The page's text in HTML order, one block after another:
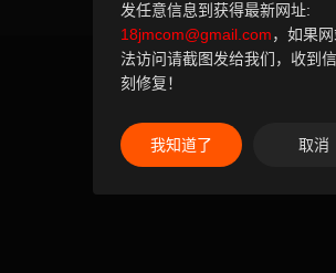
发任意信息到获得最新网址:
18jmcom@gmail.com，如果
法访问请截图发给我们，收到
刻修复！
我知道了 取消